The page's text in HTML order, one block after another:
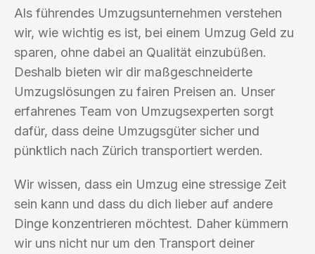
Als führendes Umzugsunternehmen verstehen
wir, wie wichtig es ist, bei einem Umzug Geld zu
sparen, ohne dabei an Qualität einzubüßen.
Deshalb bieten wir dir maßgeschneiderte
Umzugslösungen zu fairen Preisen an. Unser
erfahrenes Team von Umzugsexperten sorgt
dafür, dass deine Umzugsgüter sicher und
pünktlich nach Zürich transportiert werden.
Wir wissen, dass ein Umzug eine stressige Zeit
sein kann und dass du dich lieber auf andere
Dinge konzentrieren möchtest. Daher kümmern
wir uns nicht nur um den Transport deiner